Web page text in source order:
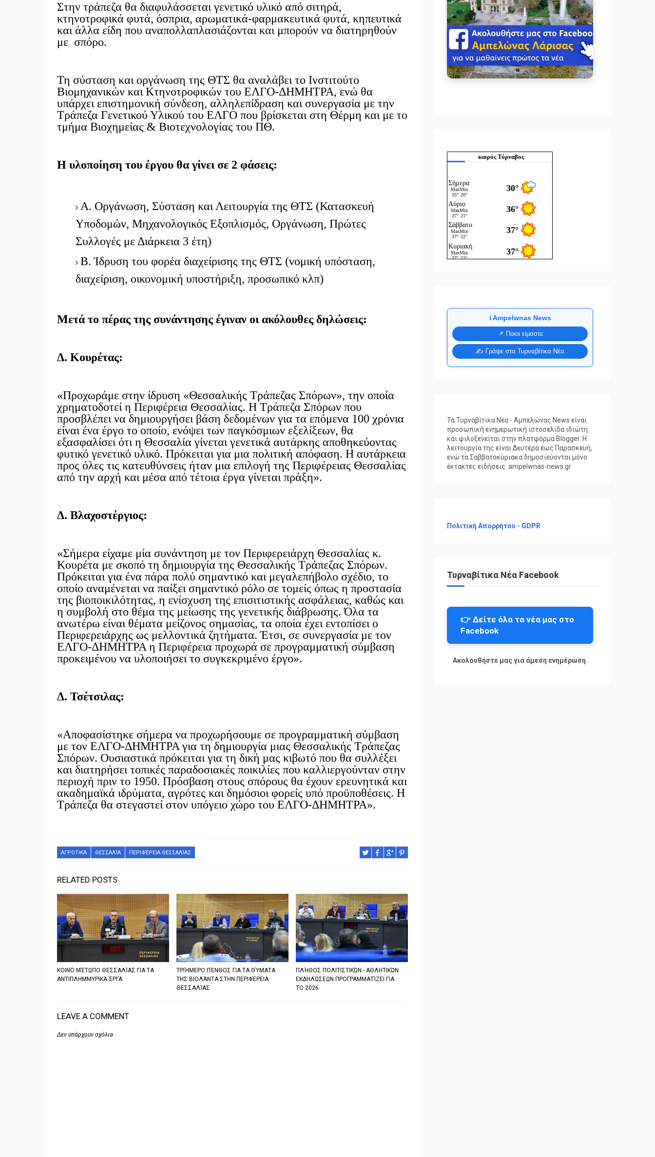
Στην τράπεζα θα διαφυλάσσεται γενετικό υλικό από σιτηρά,
κτηνοτροφικά φυτά, όσπρια, αρωματικά-φαρμακευτικά φυτά, κηπευτικά
και άλλα είδη που αναπολλαπλασιάζονται και μπορούν να διατηρηθούν
με σπόρο.
Τη σύσταση και οργάνωση της ΘΤΣ θα αναλάβει το Ινστιτούτο
Βιομηχανικών και Κτηνοτροφικών του ΕΛΓΟ-ΔΗΜΗΤΡΑ, ενώ θα
υπάρχει επιστημονική σύνδεση, αλληλεπίδραση και συνεργασία με την
Τράπεζα Γενετικού Υλικού του ΕΛΓΟ που βρίσκεται στη Θέρμη και με το
τμήμα Βιοχημείας & Βιοτεχνολογίας του ΠΘ.
H υλοποίηση του έργου θα γίνει σε 2 φάσεις:
Α. Οργάνωση, Σύσταση και Λειτουργία της ΘΤΣ (Κατασκευή
Υποδομών, Μηχανολογικός Εξοπλισμός, Οργάνωση, Πρώτες
Συλλογές με Διάρκεια 3 έτη)
Β. Ίδρυση του φορέα διαχείρισης της ΘΤΣ (νομική υπόσταση,
διαχείριση, οικονομική υποστήριξη, προσωπικό κλπ)
Μετά το πέρας της συνάντησης έγιναν οι ακόλουθες δηλώσεις:
Δ. Κουρέτας:
«Προχωράμε στην ίδρυση «Θεσσαλικής Τράπεζας Σπόρων», την οποία
χρηματοδοτεί η Περιφέρεια Θεσσαλίας. Η Τράπεζα Σπόρων που
προσβλέπει να δημιουργήσει βάση δεδομένων για τα επόμενα 100 χρόνια
είναι ένα έργο το οποίο, ενόψει των παγκόσμιων εξελίξεων, θα
εξασφαλίσει ότι η Θεσσαλία γίνεται γενετικά αυτάρκης αποθηκεύοντας
φυτικό γενετικό υλικό. Πρόκειται για μια πολιτική απόφαση. Η αυτάρκεια
προς όλες τις κατευθύνσεις ήταν μια επιλογή της Περιφέρειας Θεσσαλίας
από την αρχή και μέσα από τέτοια έργα γίνεται πράξη».
Δ. Βλαχοστέργιος:
«Σήμερα είχαμε μία συνάντηση με τον Περιφερειάρχη Θεσσαλίας κ.
Κουρέτα με σκοπό τη δημιουργία της Θεσσαλικής Τράπεζας Σπόρων.
Πρόκειται για ένα πάρα πολύ σημαντικό και μεγαλεπήβολο σχέδιο, το
οποίο αναμένεται να παίξει σημαντικό ρόλο σε τομείς όπως η προστασία
της βιοποικιλότητας, η ενίσχυση της επισιτιστικής ασφάλειας, καθώς και
η συμβολή στο θέμα της μείωσης της γενετικής διάβρωσης. Όλα τα
ανωτέρω είναι θέματα μείζονος σημασίας, τα οποία έχει εντοπίσει ο
Περιφερειάρχης ως μελλοντικά ζητήματα. Έτσι, σε συνεργασία με τον
ΕΛΓΟ-ΔΗΜΗΤΡΑ η Περιφέρεια προχωρά σε προγραμματική σύμβαση
προκειμένου να υλοποιήσει το συγκεκριμένο έργο».
Δ. Τσέτσιλας:
«Αποφασίστηκε σήμερα να προχωρήσουμε σε προγραμματική σύμβαση
με τον ΕΛΓΟ-ΔΗΜΗΤΡΑ για τη δημιουργία μιας Θεσσαλικής Τράπεζας
Σπόρων. Ουσιαστικά πρόκειται για τη δική μας κιβωτό που θα συλλέξει
και διατηρήσει τοπικές παραδοσιακές ποικιλίες που καλλιεργούνταν στην
περιοχή πριν το 1950. Πρόσβαση στους σπόρους θα έχουν ερευνητικά και
ακαδημαϊκά ιδρύματα, αγρότες και δημόσιοι φορείς υπό προϋποθέσεις. Η
Τράπεζα θα στεγαστεί στον υπόγειο χώρο του ΕΛΓΟ-ΔΗΜΗΤΡΑ».
ΑΓΡΟΤΙΚΆ ΘΕΣΣΑΛΊΑ ΠΕΡΙΦΈΡΕΙΑ ΘΕΣΣΑΛΊΑΣ
RELATED POSTS
ΚΟΙΝΌ ΜΈΤΩΠΟ ΘΕΣΣΑΛΊΑΣ ΓΙΑ ΤΑ
ΑΝΤΙΠΛΗΜΜΥΡΙΚΆ ΈΡΓΑ
TΡΙΉΜΕΡΟ ΠΈΝΘΟΣ ΓΙΑ ΤΑ ΘΎΜΑΤΑ
ΤΗΣ ΒΙΟΛΆΝΤΑ ΣΤΗΝ ΠΕΡΙΦΈΡΕΙΑ
ΘΕΣΣΑΛΊΑΣ
ΠΛΉΘΟΣ ΠΟΛΙΤΙΣΤΙΚΏΝ - ΑΘΛΗΤΙΚΏΝ
ΕΚΔΗΛΏΣΕΩΝ ΠΡΟΓΡΑΜΜΑΤΊΖΕΙ ΓΙΑ
ΤΟ 2026
LEAVE A COMMENT
Δεν υπάρχουν σχόλια
καιρός Τύρναβος
ℹ️ Ampelwnas News
📌 Ποιοι είμαστε
✍️ Γράψε στα Τυρναβίτικα Νέα
Τα Τυρναβίτικα Νέα - Αμπελώνας News είναι
προσωπική ενημερωτική ιστοσελίδα ιδιώτη
και φιλοξενείται στην πλατφόρμα Blogger. Η
λειτουργία της είναι Δευτέρα έως Παρασκευή,
ενώ τα Σαββατοκύριακα δημοσιεύονται μόνο
έκτακτες ειδήσεις. ampelwnas-news.gr
Πολιτική Απορρήτου - GDPR
Τυρναβίτικα Νέα Facebook
👉 Δείτε όλα τα νέα μας στο
Facebook
Ακολουθήστε μας για άμεση ενημέρωση.